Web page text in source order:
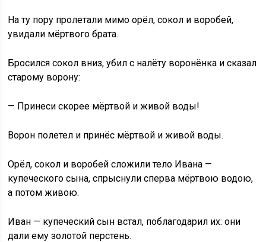
На ту пору пролетали мимо орёл, сокол и воробей,
увидали мёртвого брата.
Бросился сокол вниз, убил с налёту воронёнка и сказал
старому ворону:
— Принеси скорее мёртвой и живой воды!
Ворон полетел и принёс мёртвой и живой воды.
Орёл, сокол и воробей сложили тело Ивана —
купеческого сына, спрыснули сперва мёртвою водою,
а потом живою.
Иван — купеческий сын встал, поблагодарил их: они
дали ему золотой перстень.